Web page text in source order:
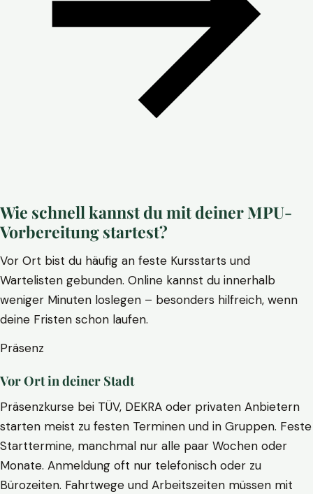
Wie schnell kannst du mit deiner MPU-
Vorbereitung startest?
Vor Ort bist du häufig an feste Kursstarts und
Wartelisten gebunden. Online kannst du innerhalb
weniger Minuten loslegen – besonders hilfreich, wenn
deine Fristen schon laufen.
Präsenz
Vor Ort in deiner Stadt
Präsenzkurse bei TÜV, DEKRA oder privaten Anbietern
starten meist zu festen Terminen und in Gruppen. Feste
Starttermine, manchmal nur alle paar Wochen oder
Monate. Anmeldung oft nur telefonisch oder zu
Bürozeiten. Fahrtwege und Arbeitszeiten müssen mit